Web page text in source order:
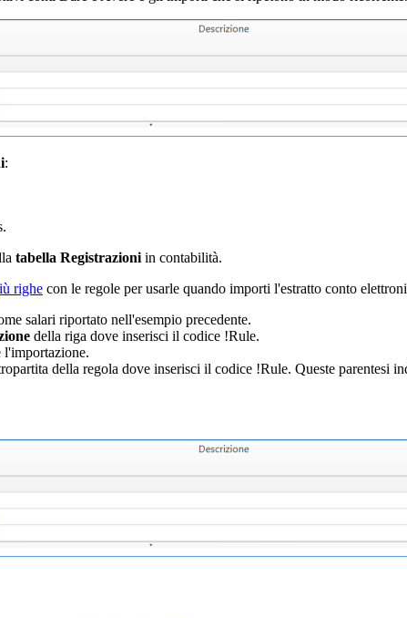
:
tabella Registrazioni in contabilità.
righe con le regole per usarle quando importi l'estratto conto
salari riportato nell'esempio precedente.
della riga dove inserisci il codice !Rule.
l'importazione.
della regola dove inserisci il codice !Rule. Queste parentesi